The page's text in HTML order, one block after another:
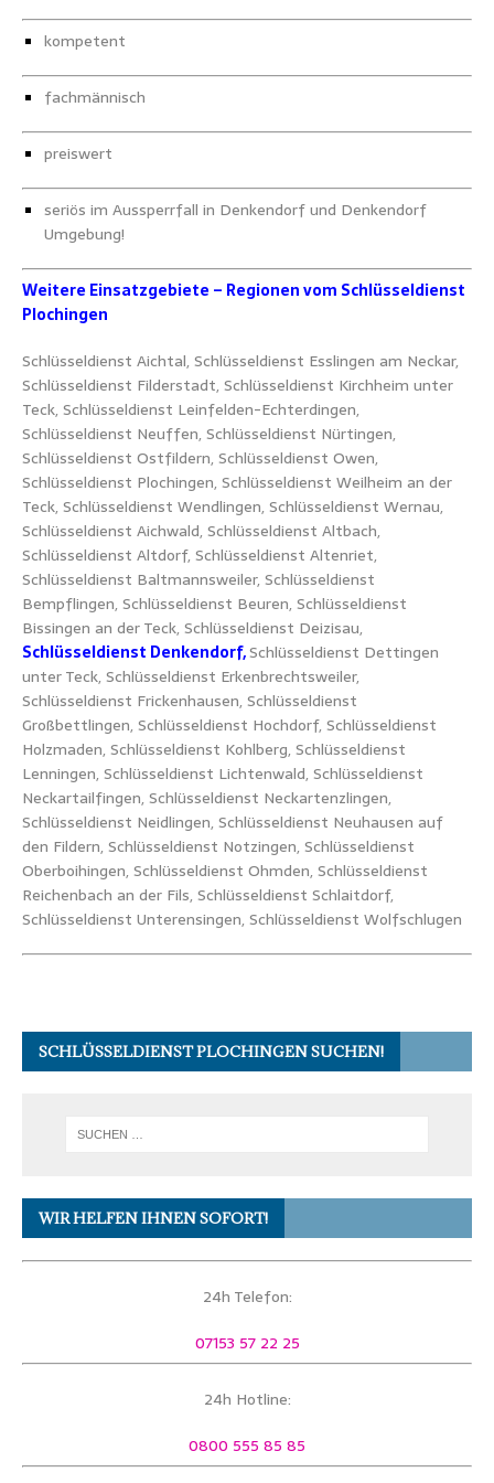
kompetent
fachmännisch
preiswert
seriös im Aussperrfall in Denkendorf und Denkendorf
Umgebung!
Weitere Einsatzgebiete – Regionen vom Schlüsseldienst
Plochingen
Schlüsseldienst Aichtal, Schlüsseldienst Esslingen am Neckar,
Schlüsseldienst Filderstadt, Schlüsseldienst Kirchheim unter
Teck, Schlüsseldienst Leinfelden-Echterdingen,
Schlüsseldienst Neuffen, Schlüsseldienst Nürtingen,
Schlüsseldienst Ostfildern, Schlüsseldienst Owen,
Schlüsseldienst Plochingen, Schlüsseldienst Weilheim an der
Teck, Schlüsseldienst Wendlingen, Schlüsseldienst Wernau,
Schlüsseldienst Aichwald, Schlüsseldienst Altbach,
Schlüsseldienst Altdorf, Schlüsseldienst Altenriet,
Schlüsseldienst Baltmannsweiler, Schlüsseldienst
Bempflingen, Schlüsseldienst Beuren, Schlüsseldienst
Bissingen an der Teck, Schlüsseldienst Deizisau,
Schlüsseldienst Denkendorf,Schlüsseldienst Dettingen
unter Teck, Schlüsseldienst Erkenbrechtsweiler,
Schlüsseldienst Frickenhausen, Schlüsseldienst
Großbettlingen, Schlüsseldienst Hochdorf, Schlüsseldienst
Holzmaden, Schlüsseldienst Kohlberg, Schlüsseldienst
Lenningen, Schlüsseldienst Lichtenwald, Schlüsseldienst
Neckartailfingen, Schlüsseldienst Neckartenzlingen,
Schlüsseldienst Neidlingen, Schlüsseldienst Neuhausen auf
den Fildern, Schlüsseldienst Notzingen, Schlüsseldienst
Oberboihingen, Schlüsseldienst Ohmden, Schlüsseldienst
Reichenbach an der Fils, Schlüsseldienst Schlaitdorf,
Schlüsseldienst Unterensingen, Schlüsseldienst Wolfschlugen
SCHLÜSSELDIENST PLOCHINGEN SUCHEN!
WIR HELFEN IHNEN SOFORT!
24h Telefon:
07153 57 22 25
24h Hotline:
0800 555 85 85